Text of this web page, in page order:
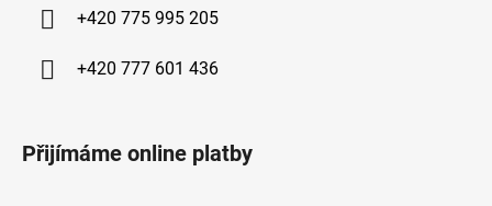
+420 775 995 205
+420 777 601 436
Přijímáme online platby